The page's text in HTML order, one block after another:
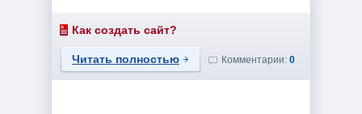
Как создать сайт?
Читать полностью Комментарии: 0